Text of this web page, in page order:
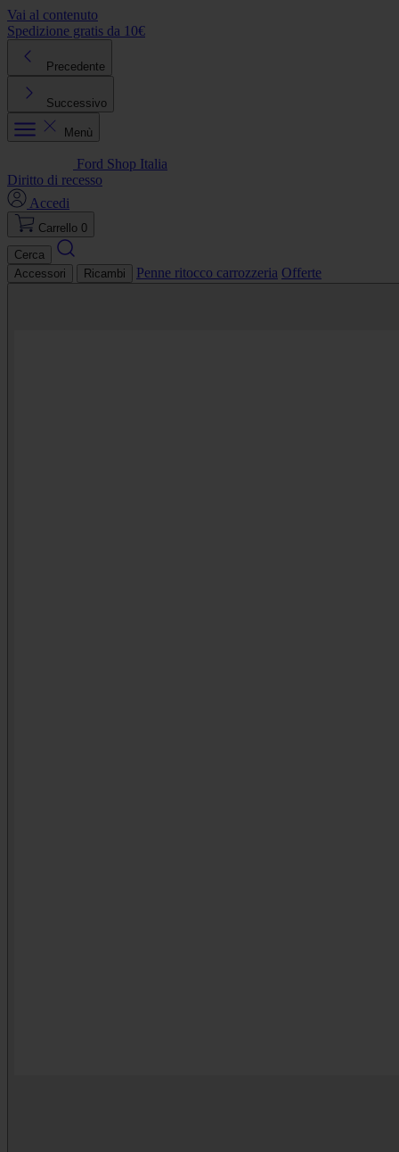
Vai al contenuto
Spedizione gratis da 10€
Precedente
Successivo
Menù
Ford Shop Italia
Diritto di recesso
Accedi
Carrello 0
Cerca
Accessori
Ricambi Penne ritocco carrozzeria Offerte